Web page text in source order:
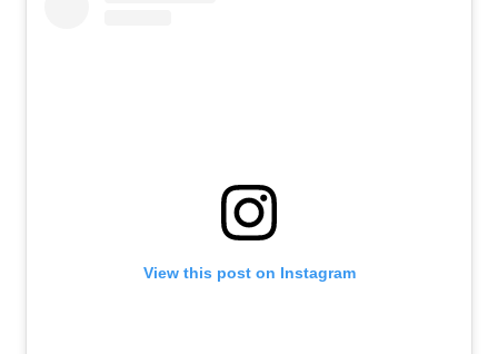
View this post on Instagram